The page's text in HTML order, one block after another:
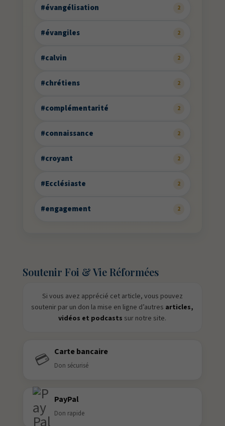
#évangélisation 2
#évangiles 2
#calvin 2
#chrétiens 2
#complémentarité 2
#connaissance 2
#croyant 2
#Ecclésiaste 2
#engagement 2
Soutenir Foi & Vie Réformées
Si vous avez apprécié cet article, vous pouvez
soutenir par un don la mise en ligne d’autres articles,
vidéos et podcasts sur notre site.
💳 Carte bancaire
Don sécurisé
PayPal
Don rapide